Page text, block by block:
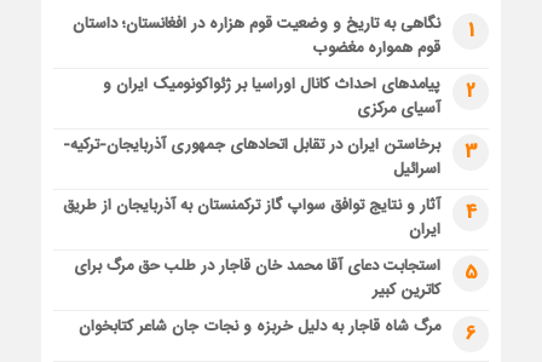
1
نگاهی به تاریخ و وضعیت قوم هزاره در افغانستان؛ داستان
قوم همواره مغضوب
2
پیامدهای احداث کانال اوراسیا بر ژئواکونومیک ایران و
آسیای مرکزی
3
برخاستن ایران در تقابل اتحادهای جمهوری آذربایجان-ترکیه-
اسرائیل
4
آثار و نتایج توافق سواپ گاز ترکمنستان به آذربایجان از طریق
ایران
5
استجابت دعای آقا محمد خان قاجار در طلب حق مرگ برای
کاترین کبیر
6 مرگ شاه قاجار به دلیل خربزه و نجات جان شاعر کتابخوان